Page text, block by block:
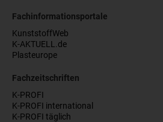
Fachinformationsportale
KunststoffWeb
K-AKTUELL.de
Plasteurope
Fachzeitschriften
K-PROFI
K-PROFI international
K-PROFI täglich